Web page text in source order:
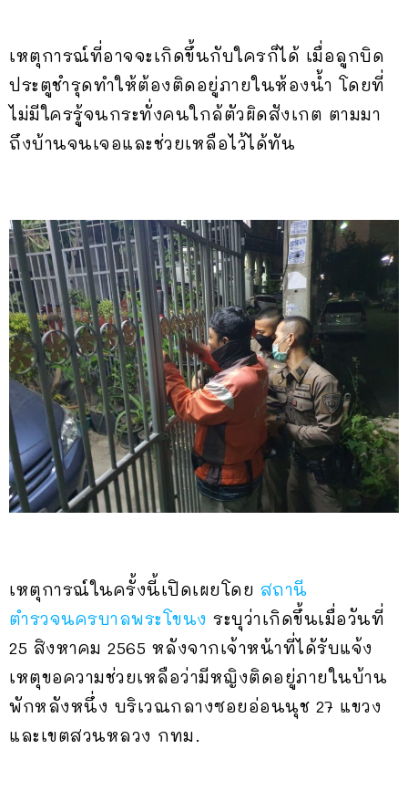
เหตุการณ์ที่อาจจะเกิดขึ้นกับใครก็ได้ เมื่อลูกบิด
ประตูชำรุดทำให้ต้องติดอยู่ภายในห้องน้ำ โดยที่
ไม่มีใครรู้จนกระทั่งคนใกล้ตัวผิดสังเกต ตามมา
ถึงบ้านจนเจอและช่วยเหลือไว้ได้ทัน
เหตุการณ์ในครั้งนี้เปิดเผยโดย สถานี
ตำรวจนครบาลพระโขนง ระบุว่าเกิดขึ้นเมื่อวันที่
25 สิงหาคม 2565 หลังจากเจ้าหน้าที่ได้รับแจ้ง
เหตุขอความช่วยเหลือว่ามีหญิงติดอยู่ภายในบ้าน
พักหลังหนึ่ง บริเวณกลางซอยอ่อนนุช 27 แขวง
และเขตสวนหลวง กทม.